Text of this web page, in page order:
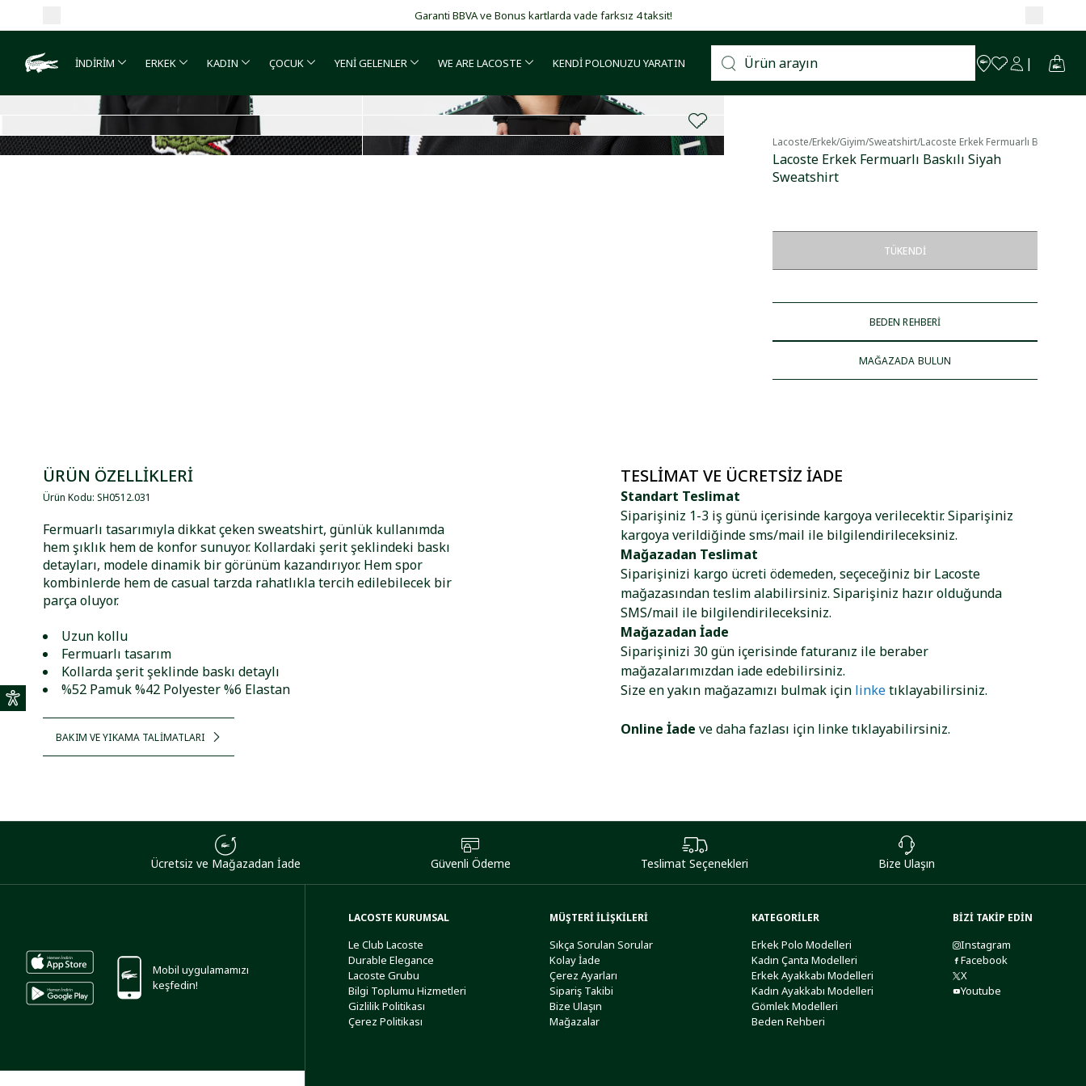
Mağazadan Teslimat seçeneği ile ücretsiz kargo ayrıcalığından yararlanın.
İNDİRİM ERKEK KADIN ÇOCUK YENİ GELENLER WE ARE LACOSTE KENDİ POLONUZU YARATIN
Lacoste/Erkek/Giyim/Sweatshirt/Lacoste Erkek Fermuarlı Baskılı
Lacoste Erkek Fermuarlı Baskılı Siyah
Sweatshirt
TÜKENDI
BEDEN REHBERİ
MAĞAZADA BULUN
ÜRÜN ÖZELLİKLERİ
Ürün Kodu:SH0512.031
Fermuarlı tasarımıyla dikkat çeken sweatshirt, günlük kullanımda
hem şıklık hem de konfor sunuyor. Kollardaki şerit şeklindeki baskı
detayları, modele dinamik bir görünüm kazandırıyor. Hem spor
kombinlerde hem de casual tarzda rahatlıkla tercih edilebilecek bir
parça oluyor.
Uzun kollu
Fermuarlı tasarım
Kollarda şerit şeklinde baskı detaylı
%52 Pamuk %42 Polyester %6 Elastan
BAKIM VE YIKAMA TALİMATLARI
TESLIMAT VE ÜCRETSIZ İADE
Standart Teslimat
Siparişiniz 1-3 iş günü içerisinde kargoya verilecektir. Siparişiniz
kargoya verildiğinde sms/mail ile bilgilendirileceksiniz.
Mağazadan Teslimat
Siparişinizi kargo ücreti ödemeden, seçeceğiniz bir Lacoste
mağazasından teslim alabilirsiniz. Siparişiniz hazır olduğunda
SMS/mail ile bilgilendirileceksiniz.
Mağazadan İade
Siparişinizi 30 gün içerisinde faturanız ile beraber
mağazalarımızdan iade edebilirsiniz.
Size en yakın mağazamızı bulmak için linketıklayabilirsiniz.
Online İade ve daha fazlası için linketıklayabilirsiniz.
Ücretsiz ve Mağazadan İade Güvenli Ödeme Teslimat Seçenekleri Bize Ulaşın
Mobil uygulamamızı
keşfedin!
LACOSTE KURUMSAL
Le Club Lacoste
Durable Elegance
Lacoste Grubu
Bilgi Toplumu Hizmetleri
Gizlilik Politikası
Çerez Politikası
MÜŞTERİ İLİŞKİLERİ
Sıkça Sorulan Sorular
Kolay İade
Çerez Ayarları
Sipariş Takibi
Bize Ulaşın
Mağazalar
KATEGORİLER
Erkek Polo Modelleri
Kadın Çanta Modelleri
Erkek Ayakkabı Modelleri
Kadın Ayakkabı Modelleri
Gömlek Modelleri
Beden Rehberi
BİZİ TAKİP EDİN
Instagram
Facebook
X
Youtube